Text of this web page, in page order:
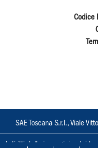
Codice
SAE Toscana S.r.l., Viale
I diritti delle immagini e dei